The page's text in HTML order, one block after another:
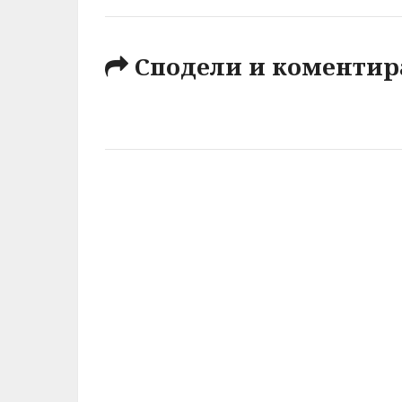
Сподели и